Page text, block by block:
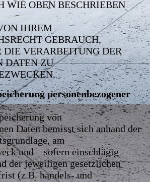
WIE OBEN BESCHRIEBEN
IHREM
GEBRAUCH,
DIE VERARBEITUNG DER
DATEN ZU
personenbezogener
von
Daten bemisst sich anhand der
am
und – sofern einschlägig –
der jeweiligen gesetzlichen
(z.B. handels- und